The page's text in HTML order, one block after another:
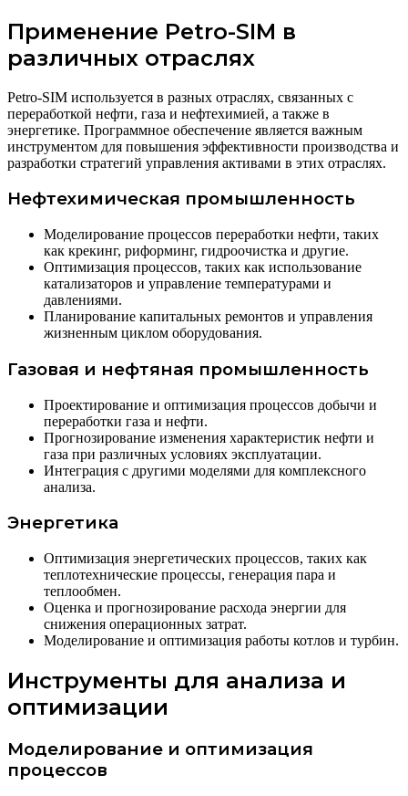
Применение Petro-SIM в
различных отраслях
Petro-SIM используется в разных отраслях, связанных с
переработкой нефти, газа и нефтехимией, а также в
энергетике. Программное обеспечение является важным
инструментом для повышения эффективности производства и
разработки стратегий управления активами в этих отраслях.
Нефтехимическая промышленность
Моделирование процессов переработки нефти, таких
как крекинг, риформинг, гидроочистка и другие.
Оптимизация процессов, таких как использование
катализаторов и управление температурами и
давлениями.
Планирование капитальных ремонтов и управления
жизненным циклом оборудования.
Газовая и нефтяная промышленность
Проектирование и оптимизация процессов добычи и
переработки газа и нефти.
Прогнозирование изменения характеристик нефти и
газа при различных условиях эксплуатации.
Интеграция с другими моделями для комплексного
анализа.
Энергетика
Оптимизация энергетических процессов, таких как
теплотехнические процессы, генерация пара и
теплообмен.
Оценка и прогнозирование расхода энергии для
снижения операционных затрат.
Моделирование и оптимизация работы котлов и турбин.
Инструменты для анализа и
оптимизации
Моделирование и оптимизация
процессов